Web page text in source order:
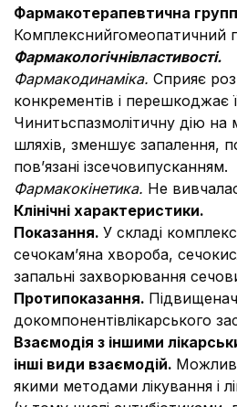
Фармакотерапевтична
Комплекснийгомеопатичний
Фармакологічнівластивості.
Фармакодинаміка. Сприяє
конкрементів і перешкоджає
Чинитьспазмолітичну дію на
шляхів, зменшує запалення,
пов’язані ізcечовипусканням.
Фармакокінетика. Не
Клінічні характеристики.
Показання. У складі
сечокам’яна хвороба,
запальні захворювання
Протипоказання.
докомпонентівлікарського
Взаємодія з іншими
інші види взаємодій.
якими методами лікування і